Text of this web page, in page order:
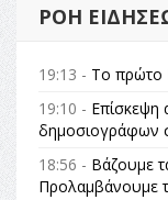
ΡΟΉ
19:13 - Το πρώτο
19:10 - Επίσκεψη
δημοσιογράφων
18:56 - Βάζουμε
Προλαμβάνουμε